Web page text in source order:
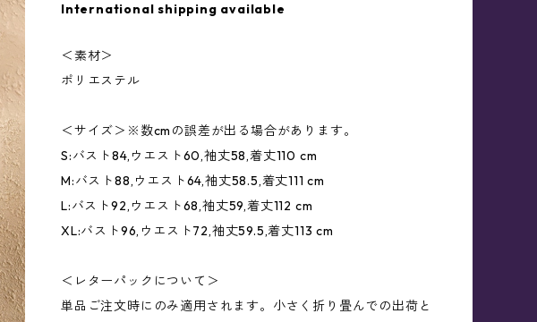
International shipping available
＜素材＞
ポリエステル
＜サイズ＞※数cmの誤差が出る場合があります。
S:バスト84,ウエスト60,袖丈58,着丈110 cm
M:バスト88,ウエスト64,袖丈58.5,着丈111 cm
L:バスト92,ウエスト68,袖丈59,着丈112 cm
XL:バスト96,ウエスト72,袖丈59.5,着丈113 cm
＜レターパックについて＞
単品ご注文時にのみ適用されます。小さく折り畳んでの出荷と